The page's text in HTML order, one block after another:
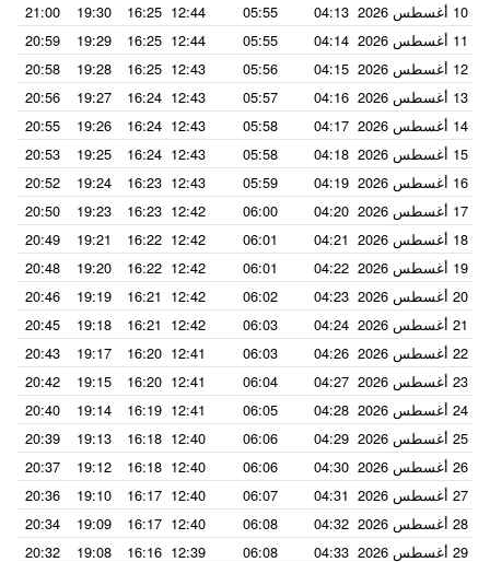
10 أغسطس 2026
04:13
05:55
12:44
16:25
19:30
21:00
11 أغسطس 2026
04:14
05:55
12:44
16:25
19:29
20:59
12 أغسطس 2026
04:15
05:56
12:43
16:25
19:28
20:58
13 أغسطس 2026
04:16
05:57
12:43
16:24
19:27
20:56
14 أغسطس 2026
04:17
05:58
12:43
16:24
19:26
20:55
15 أغسطس 2026
04:18
05:58
12:43
16:24
19:25
20:53
16 أغسطس 2026
04:19
05:59
12:43
16:23
19:24
20:52
17 أغسطس 2026
04:20
06:00
12:42
16:23
19:23
20:50
18 أغسطس 2026
04:21
06:01
12:42
16:22
19:21
20:49
19 أغسطس 2026
04:22
06:01
12:42
16:22
19:20
20:48
20 أغسطس 2026
04:23
06:02
12:42
16:21
19:19
20:46
21 أغسطس 2026
04:24
06:03
12:42
16:21
19:18
20:45
22 أغسطس 2026
04:26
06:03
12:41
16:20
19:17
20:43
23 أغسطس 2026
04:27
06:04
12:41
16:20
19:15
20:42
24 أغسطس 2026
04:28
06:05
12:41
16:19
19:14
20:40
25 أغسطس 2026
04:29
06:06
12:40
16:18
19:13
20:39
26 أغسطس 2026
04:30
06:06
12:40
16:18
19:12
20:37
27 أغسطس 2026
04:31
06:07
12:40
16:17
19:10
20:36
28 أغسطس 2026
04:32
06:08
12:40
16:17
19:09
20:34
29 أغسطس 2026
04:33
06:08
12:39
16:16
19:08
20:32